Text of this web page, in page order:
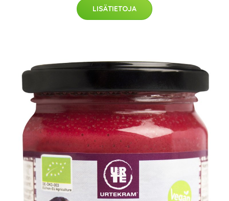
LISÄTIETOJA